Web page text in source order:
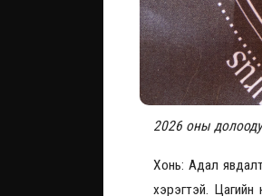
2026 оны
Хонь: Адал
хэрэгтэй. Цагийн